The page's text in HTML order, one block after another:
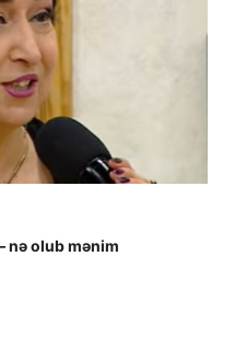
nə olub mənim